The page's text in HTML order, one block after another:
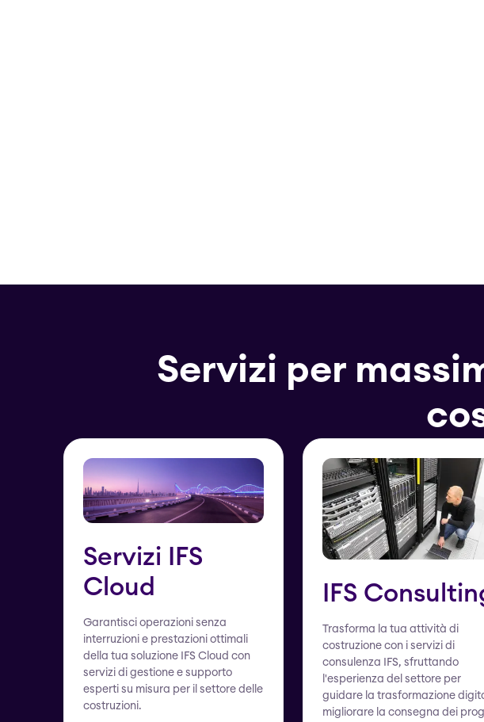
Servizi per
Servizi IFS
Cloud
Garantisci operazioni senza
interruzioni e prestazioni ottimali
della tua soluzione IFS Cloud con
servizi di gestione e supporto
esperti su misura per il settore delle
costruzioni.
IFS
Trasforma la tua attività di
costruzione con i servizi di
consulenza IFS, sfruttando
l'esperienza del settore per
guidare la trasformazione
migliorare la consegna dei